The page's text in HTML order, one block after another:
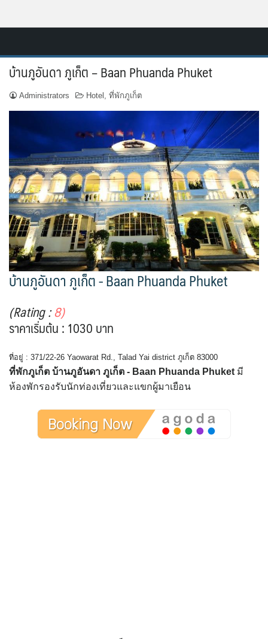
contentHome
ติดต่อ
ทำเว็บไซต์รีสอร์ท
เกี่ยวกับเรา
บ้านภูอันดา ภูเก็ต – Baan Phuanda Phuket
Administrators Hotel , ที่พักภูเก็ต
บ้านภูอันดา ภูเก็ต - Baan Phuanda Phuket
(Rating :8)
ราคาเริ่มต้น : 1030 บาท
ที่อยู่ : 371/22-26 Yaowarat Rd., Talad Yai district ภูเก็ต 83000
ที่พักภูเก็ต บ้านภูอันดา ภูเก็ต - Baan Phuanda Phuket มี
ห้องพักรองรับนักท่องเที่ยวและแขกผู้มาเยือน